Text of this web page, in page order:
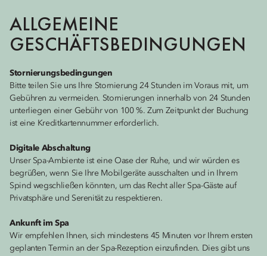
ALLGEMEINE
GESCHÄFTSBEDINGUNGEN
Stornierungsbedingungen
Bitte teilen Sie uns Ihre Stornierung 24 Stunden im Voraus mit, um
Gebühren zu vermeiden. Stornierungen innerhalb von 24 Stunden
unterliegen einer Gebühr von 100 %. Zum Zeitpunkt der Buchung
ist eine Kreditkartennummer erforderlich.
Digitale Abschaltung
Unser Spa-Ambiente ist eine Oase der Ruhe, und wir würden es
begrüßen, wenn Sie Ihre Mobilgeräte ausschalten und in Ihrem
Spind wegschließen könnten, um das Recht aller Spa-Gäste auf
Privatsphäre und Serenität zu respektieren.
Ankunft im Spa
Wir empfehlen Ihnen, sich mindestens 45 Minuten vor Ihrem ersten
geplanten Termin an der Spa-Rezeption einzufinden. Dies gibt uns